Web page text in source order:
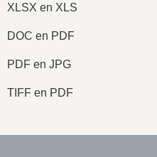
XLSX en XLS
DOC en PDF
PDF en JPG
TIFF en PDF